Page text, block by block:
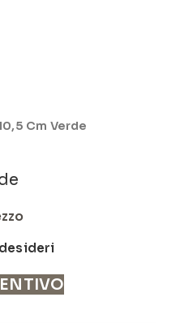
Cm Verde